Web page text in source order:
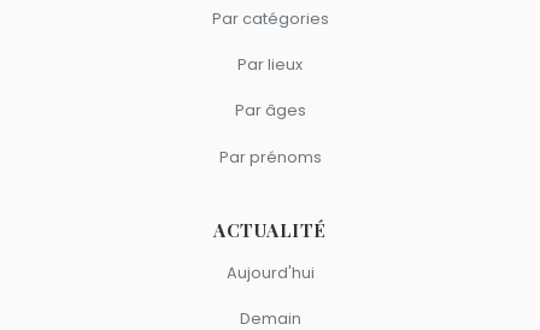
Par catégories
Par lieux
Par âges
Par prénoms
ACTUALITÉ
Aujourd'hui
Demain